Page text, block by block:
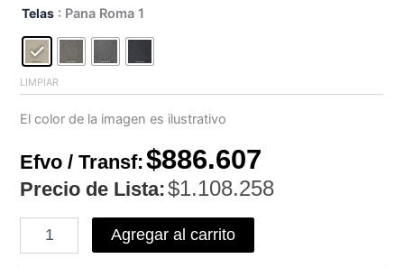
Telas : Pana Roma 1
LIMPIAR
El color de la imagen es ilustrativo
Efvo / Transf:$886.607
Precio de Lista:$1.108.258
Sofa
2.20
mts
cantidad
Agregar al carrito